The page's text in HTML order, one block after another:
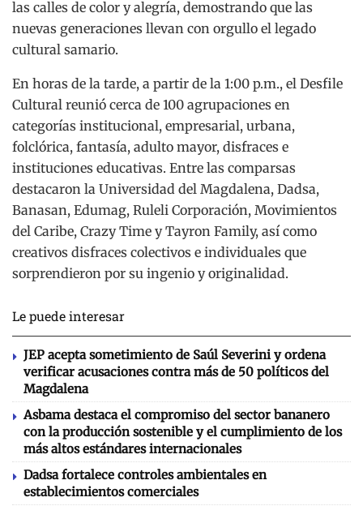
las calles de color y alegría, demostrando que las
nuevas generaciones llevan con orgullo el legado
cultural samario.
En horas de la tarde, a partir de la 1:00 p.m., el Desfile
Cultural reunió cerca de 100 agrupaciones en
categorías institucional, empresarial, urbana,
folclórica, fantasía, adulto mayor, disfraces e
instituciones educativas. Entre las comparsas
destacaron la Universidad del Magdalena, Dadsa,
Banasan, Edumag, Ruleli Corporación, Movimientos
del Caribe, Crazy Time y Tayron Family, así como
creativos disfraces colectivos e individuales que
sorprendieron por su ingenio y originalidad.
Le puede interesar
JEP acepta sometimiento de Saúl Severini y ordena
verificar acusaciones contra más de 50 políticos del
Magdalena
Asbama destaca el compromiso del sector bananero
con la producción sostenible y el cumplimiento de los
más altos estándares internacionales
Dadsa fortalece controles ambientales en
establecimientos comerciales